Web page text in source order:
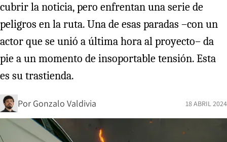
cubrir la noticia, pero enfrentan una serie de
peligros en la ruta. Una de esas paradas –con un
actor que se unió a última hora al proyecto– da
pie a un momento de insoportable tensión. Esta
es su trastienda.
Por Gonzalo Valdivia 18 ABRIL 2024